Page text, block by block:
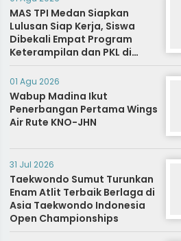
MAS TPI Medan Siapkan
Lulusan Siap Kerja, Siswa
Dibekali Empat Program
Keterampilan dan PKL di
Dunia Industri
01 Agu 2026
Wabup Madina Ikut
Penerbangan Pertama Wings
Air Rute KNO-JHN
31 Jul 2026
Taekwondo Sumut Turunkan
Enam Atlit Terbaik Berlaga di
Asia Taekwondo Indonesia
Open Championships